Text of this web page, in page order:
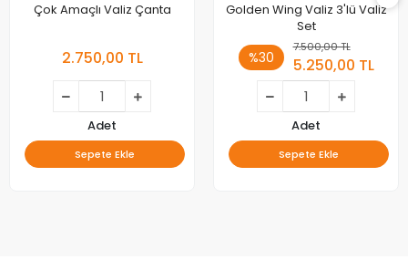
Çok Amaçlı Valiz Çanta
2.750,00 TL
Adet
Sepete Ekle
Golden Wing Valiz 3'lü Valiz
Set
%30
7.500,00 TL
5.250,00 TL
Adet
Sepete Ekle